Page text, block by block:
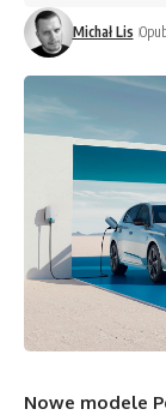
Michał Lis
Nowe modele